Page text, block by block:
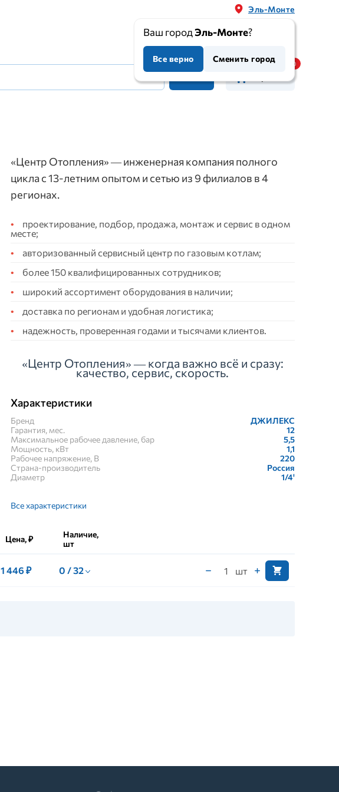
Эль-Монте
Ваш городЭль-Монте?
Все верно Сменить город
«Центр Отопления» — инженерная компания полного
цикла с 13-летним опытом и сетью из 9 филиалов в 4
регионах.
проектирование, подбор, продажа, монтаж и сервис в одном
месте;
авторизованный сервисный центр по газовым котлам;
более 150 квалифицированных сотрудников;
широкий ассортимент оборудования в наличии;
доставка по регионам и удобная логистика;
надежность, проверенная годами и тысячами клиентов.
«Центр Отопления» — когда важно всё и сразу:
качество, сервис, скорость.
Характеристики
Бренд
ДЖИЛЕКС
Гарантия, мес.
12
Максимальное рабочее давление, бар
5,5
Мощность, кВт
1,1
Рабочее напряжение, В
220
Страна-производитель
Россия
Диаметр
1/4'
Все характеристики
Цена, ₽
Наличие,
шт
1 446 ₽ 0 / 32 шт